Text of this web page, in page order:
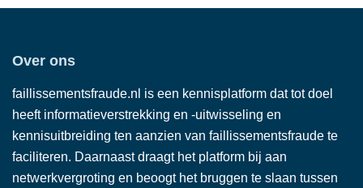
Over ons
faillissementsfraude.nl is een kennisplatform dat tot doel
heeft informatieverstrekking en -uitwisseling en
kennisuitbreiding ten aanzien van faillissementsfraude te
faciliteren. Daarnaast draagt het platform bij aan
netwerkvergroting en beoogt het bruggen te slaan tussen